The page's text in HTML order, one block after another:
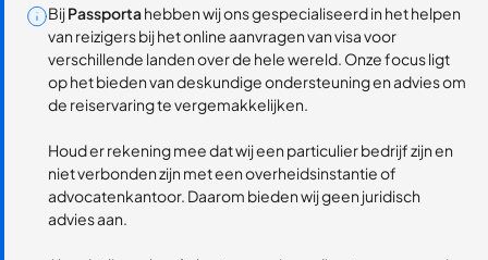
BijPassportahebben wij ons gespecialiseerd in het helpen
van reizigers bij het online aanvragen van visa voor
verschillende landen over de hele wereld. Onze focus ligt
op het bieden van deskundige ondersteuning en advies om
de reiservaring te vergemakkelijken.
Houd er rekening mee dat wij een particulier bedrijf zijn en
niet verbonden zijn met een overheidsinstantie of
advocatenkantoor. Daarom bieden wij geen juridisch
advies aan.